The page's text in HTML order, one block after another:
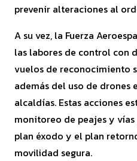
prevenir alteraciones al
A su vez, la Fuerza
las labores de control con
vuelos de reconocimiento
además del uso de drones
alcaldías. Estas acciones
monitoreo de peajes y
plan éxodo y el plan
movilidad segura.